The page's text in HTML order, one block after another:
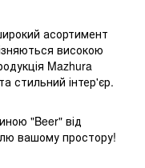
асортимент
високою
Mazhura
стильний інтер'єр.
"Beer" від
вашому простору!